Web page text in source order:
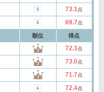
73.1点
69.7点
順位 得点
72.3点
73.0点
71.7点
72.4点